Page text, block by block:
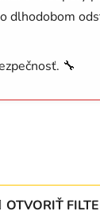
dlhodobom
🔧
OTVORIŤ